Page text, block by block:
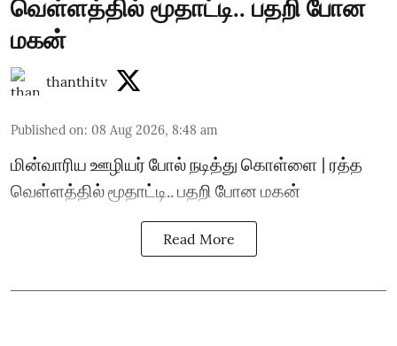
வெள்ளத்தில் மூதாட்டி.. பதறி போன
மகன்
thanthitv
Published on: 08 Aug 2026, 8:48 am
மின்வாரிய ஊழியர் போல் நடித்து கொள்ளை | ரத்த
வெள்ளத்தில் மூதாட்டி.. பதறி போன மகன்
Read More